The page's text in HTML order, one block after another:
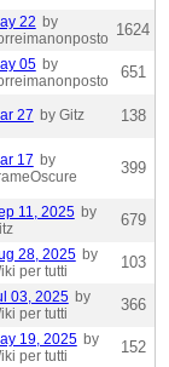
22 by
1624
05 by
651
27 by Gitz 138
17 by
399
11, 2025 by
679
28, 2025 by
per tutti
103
03, 2025 by
per tutti
366
19, 2025 by
per tutti
152